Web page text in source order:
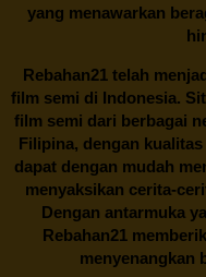
yang menawarkan
Rebahan21telah
film semi di Indonesia.
film semi dari berbagai
Filipina, dengan
dapat dengan mudah
menyaksikan cerita-
Dengan antarmuka
Rebahan21
menyenangkan